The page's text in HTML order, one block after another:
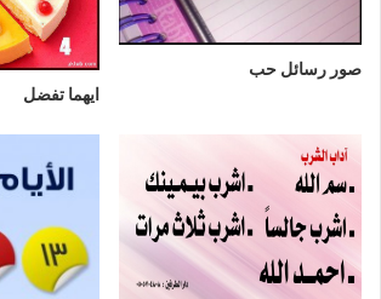
صور رسائل حب
ايهما تفضل